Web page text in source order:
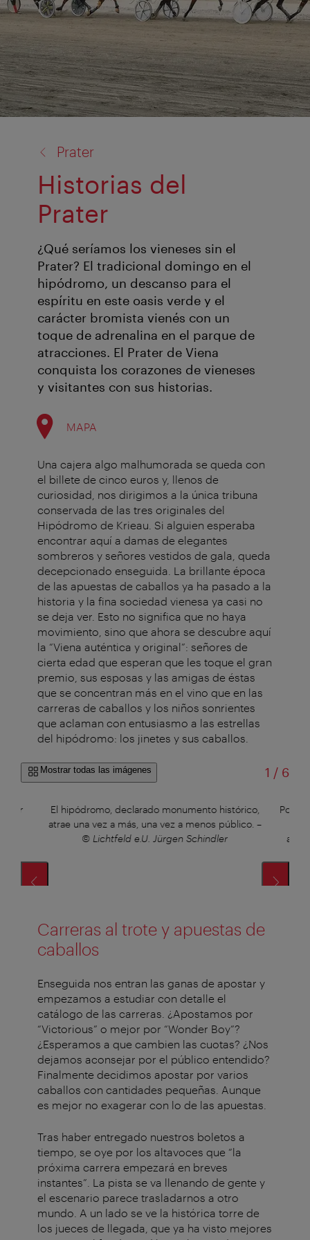
Prater
Historias del
Prater
¿Qué seríamos los vieneses sin el
Prater? El tradicional domingo en el
hipódromo, un descanso para el
espíritu en este oasis verde y el
carácter bromista vienés con un
toque de adrenalina en el parque de
atracciones. El Prater de Viena
conquista los corazones de vieneses
y visitantes con sus historias.
MAPA
Una cajera algo malhumorada se queda con
el billete de cinco euros y, llenos de
curiosidad, nos dirigimos a la única tribuna
conservada de las tres originales del
Hipódromo de Krieau. Si alguien esperaba
encontrar aquí a damas de elegantes
sombreros y señores vestidos de gala, queda
decepcionado enseguida. La brillante época
de las apuestas de caballos ya ha pasado a la
historia y la fina sociedad vienesa ya casi no
se deja ver. Esto no significa que no haya
movimiento, sino que ahora se descubre aquí
la “Viena auténtica y original”: señores de
cierta edad que esperan que les toque el gran
premio, sus esposas y las amigas de éstas
que se concentran más en el vino que en las
carreras de caballos y los niños sonrientes
que aclaman con entusiasmo a las estrellas
del hipódromo: los jinetes y sus caballos.
Mostrar todas las imágenes 1 /de
6
El hipódromo, declarado monumento histórico,
atrae una vez a más, una vez a menos público. –
© Lichtfeld e.U. Jürgen Schindler
Por
Carreras al trote y apuestas de
caballos
Enseguida nos entran las ganas de apostar y
empezamos a estudiar con detalle el
catálogo de las carreras. ¿Apostamos por
“Victorious” o mejor por “Wonder Boy”?
¿Esperamos a que cambien las cuotas? ¿Nos
dejamos aconsejar por el público entendido?
Finalmente decidimos apostar por varios
caballos con cantidades pequeñas. Aunque
es mejor no exagerar con lo de las apuestas.
Tras haber entregado nuestros boletos a
tiempo, se oye por los altavoces que “la
próxima carrera empezará en breves
instantes”. La pista se va llenando de gente y
el escenario parece trasladarnos a otro
mundo. A un lado se ve la histórica torre de
los jueces de llegada, que ya ha visto mejores